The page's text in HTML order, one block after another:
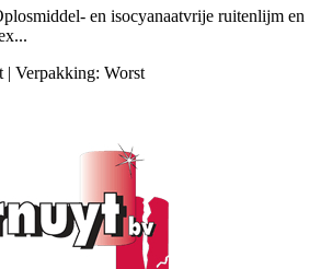
en isocyanaatvrije ruitenlijm en
| Verpakking: Worst